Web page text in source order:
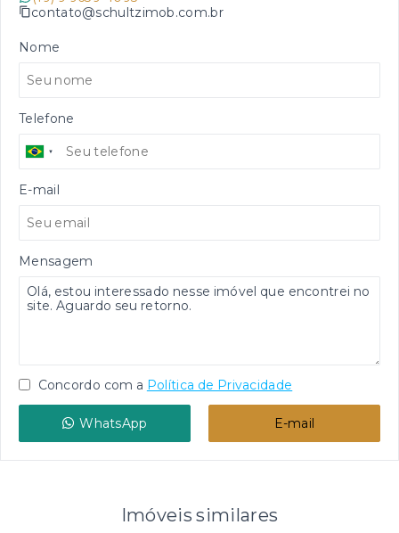
contato@schultzimob.com.br
Nome
Telefone
E-mail
Mensagem
Concordo com a Política de Privacidade
WhatsApp E-mail
Imóveis similares